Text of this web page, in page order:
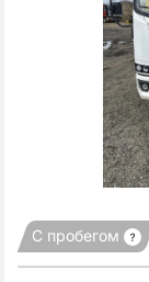
С пробегом